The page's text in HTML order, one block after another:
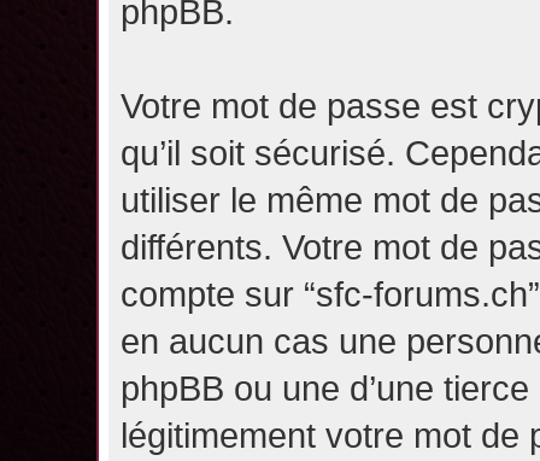
phpBB.
Votre mot de passe est
qu’il soit sécurisé.
utiliser le même mot de
différents. Votre mot de
compte sur “sfc-
en aucun cas une
phpBB ou une d’une
légitimement votre mot de